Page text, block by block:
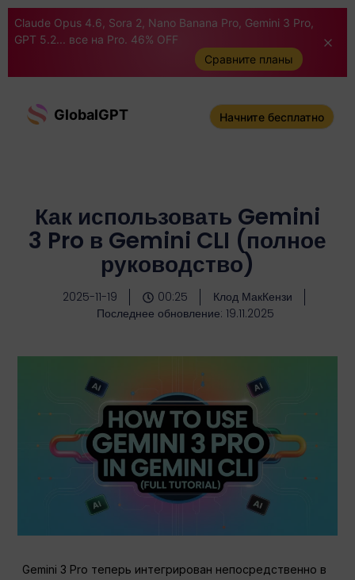
Claude Opus 4.6, Sora 2, Nano Banana Pro, Gemini 3 Pro,
GPT 5.2... все на Pro. 46% OFF
Сравните планы
GlobalGPT Начните бесплатно
Как использовать Gemini
3 Pro в Gemini CLI (полное
руководство)
2025-11-19 00:25
Клод МакКензи
Последнее обновление: 19.11.2025
Gemini 3 Pro теперь интегрирован непосредственно в